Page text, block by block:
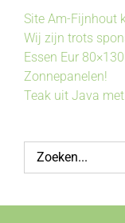
Site Am-Fijnhout
Wij zijn trots
Essen Eur
Zonnepanelen!
Teak uit Java
Zoeken